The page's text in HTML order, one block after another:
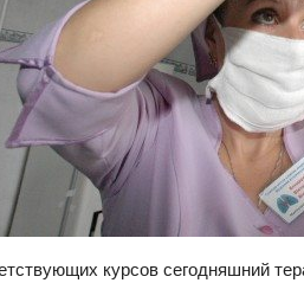
курсов сегодняшний